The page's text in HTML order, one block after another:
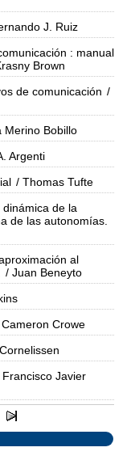
J. Ruiz
: manual
Brown
de comunicación /
Merino Bobillo
Argenti
/ Thomas Tufte
de la
de las autonomías.
al
/ Juan Beneyto
Crowe
Francisco Javier